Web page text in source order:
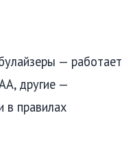
— работает
другие —
в правилах